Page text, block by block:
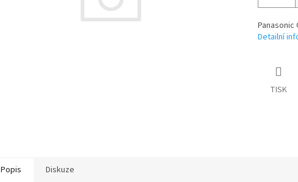
Panasonic
Detailní
TISK
Popis Diskuze